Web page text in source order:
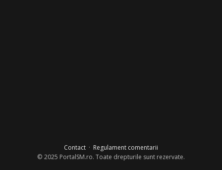
Contact· Regulament comentarii
© 2025 PortalSM.ro. Toate drepturile sunt rezervate.